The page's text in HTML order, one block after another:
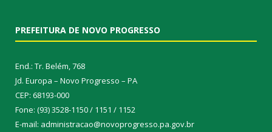
PREFEITURA DE NOVO PROGRESSO
End.: Tr. Belém, 768
Jd. Europa – Novo Progresso – PA
CEP: 68193-000
Fone: (93) 3528-1150 / 1151 / 1152
E-mail: administracao@novoprogresso.pa.gov.br